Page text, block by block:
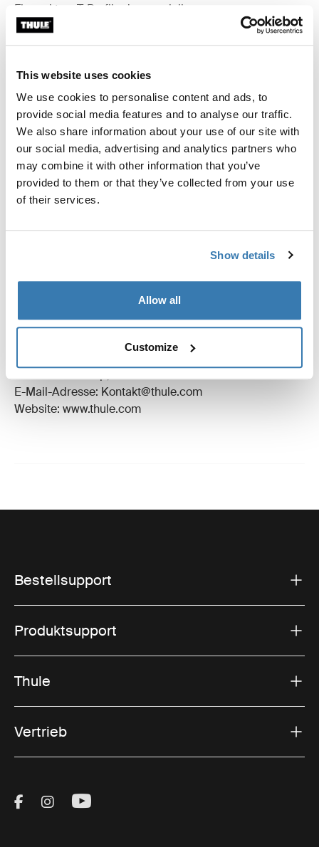
This website uses cookies
We use cookies to personalise content and ads, to
provide social media features and to analyse our traffic.
We also share information about your use of our site with
our social media, advertising and analytics partners who
may combine it with other information that you’ve
provided to them or that they’ve collected from your use
of their services.
Show details
Allow all
Customize
Fixpunkten, T-Profil oder speziellen
Trägerbefestigungspunkten.
Toggle features
Alle Eigenschaften
Toggle techspec
Technische Daten
Toggle guides and instructions
Anleitung
Herstellungsinformationen
Eingetragenes Warenzeichen: Thule Schweden AB
Name des Herstellers: Thule Schweden
E-Mail-Adresse: Kontakt@thule.com
Website: www.thule.com
Bestellsupport
Produktsupport
Thule
Vertrieb
Visit Thule on Facebook (external link)
Visit Thule on Instagram (external link)
Visit Thule on Youtube (external